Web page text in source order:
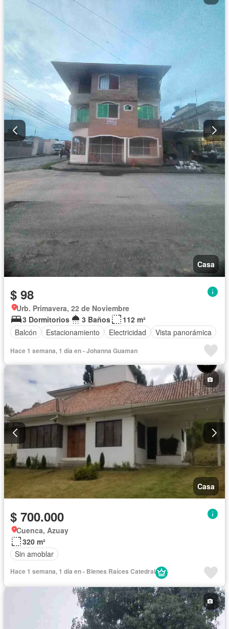
Casa
$ 98
Urb. Primavera, 22 de Noviembre
3 Dormitorios
3 Baños
112 m²
Balcón
Estacionamiento Electricidad Vista panorámica
Hace 1 semana, 1 día en - Johanna Guaman
Casa
$ 700.000
Cuenca, Azuay
320 m²
Sin amoblar
Hace 1 semana, 1 día en - Bienes Raíces Catedral